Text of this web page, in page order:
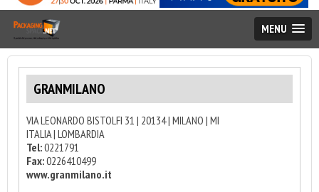
MENU
GRANMILANO
VIA LEONARDO BISTOLFI 31 | 20134 | MILANO | MI
ITALIA | LOMBARDIA
Tel:0221791
Fax:0226410499
www.granmilano.it